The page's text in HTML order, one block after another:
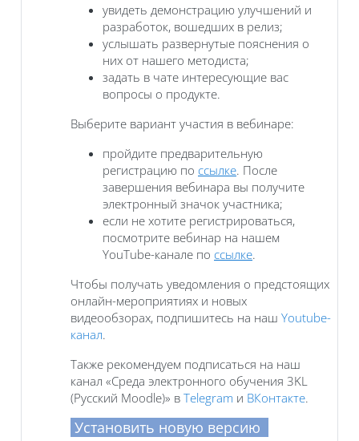
увидеть демонстрацию улучшений и
разработок, вошедших в релиз;
услышать развернутые пояснения о
них от нашего методиста;
задать в чате интересующие вас
вопросы о продукте.
Выберите вариант участия в вебинаре:
пройдите предварительную
регистрацию по ссылке. После
завершения вебинара вы получите
электронный значок участника;
если не хотите регистрироваться,
посмотрите вебинар на нашем
YouTube-канале по ссылке.
Чтобы получать уведомления о предстоящих
онлайн-мероприятиях и новых
видеообзорах, подпишитесь на наш Youtube-
канал.
Также рекомендуем подписаться на наш
канал «Среда электронного обучения 3KL
(Русский Moodle)» в Telegram и ВКонтакте.
Установить новую версию